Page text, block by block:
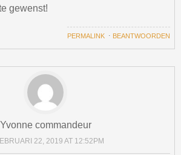
gewenst!
PERMALINK ⋅ BEANTWOORDEN
Yvonne commandeur
22, 2019 AT 12:52PM